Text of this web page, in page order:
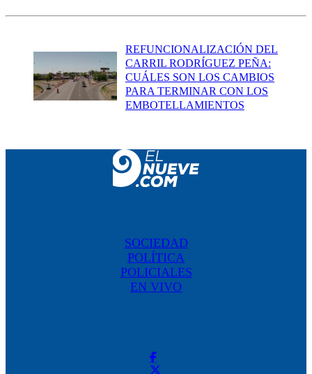
REFUNCIONALIZACIÓN DEL
CARRIL RODRÍGUEZ PEÑA:
CUÁLES SON LOS CAMBIOS
PARA TERMINAR CON LOS
EMBOTELLAMIENTOS
SOCIEDAD
POLÍTICA
POLICIALES
EN VIVO